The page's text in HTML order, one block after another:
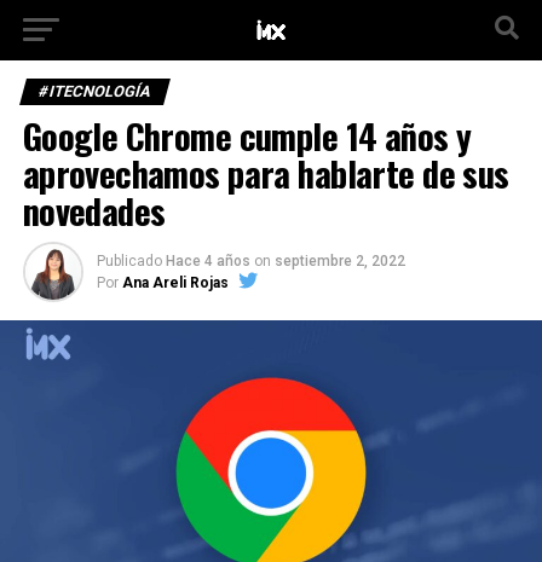
#ITECNOLOGÍA
Google Chrome cumple 14 años y
aprovechamos para hablarte de sus
novedades
Publicado Hace 4 años on septiembre 2, 2022
Por Ana Areli Rojas